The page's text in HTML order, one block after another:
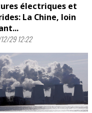
électriques et
La Chine, loin
29 12:22